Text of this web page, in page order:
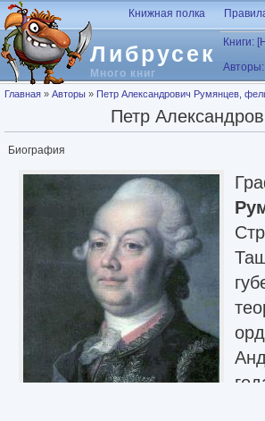
Перейти к основному содержанию
Либрусек
Много книг
Книжная полка
Книги:
Авторы:
Вы здесь
Главная » Авторы » Петр Александрович Румянцев,
Петр
Биография